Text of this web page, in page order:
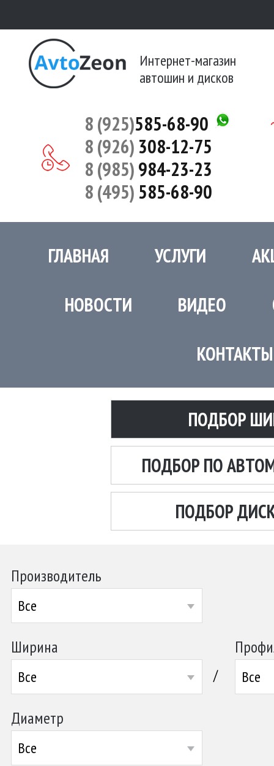
Интернет-магазин
автошин и дисков
8 (925)585-68-90
8 (926) 308-12-75
8 (985)984-23-23
8 (495)585-68-90
ГЛАВНАЯ УСЛУГИ
НОВОСТИ ВИДЕО
КОНТАКТЫ
ПОДБОР
ПОДБОР ПО
ПОДБОР
Производитель
Все
Ширина
Все / Все
Диаметр
Все